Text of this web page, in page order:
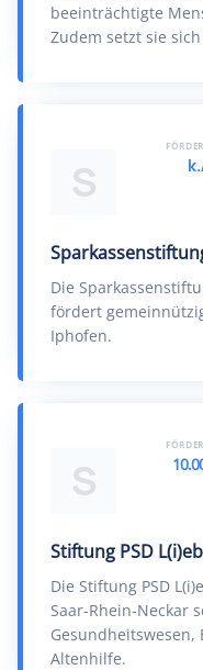
beeinträchtigte
Zudem setzt sie
S
Die
fördert
Iphofen.
S
Stiftung PSD
Die Stiftung PSD
Saar-Rhein-Neckar
Altenhilfe.